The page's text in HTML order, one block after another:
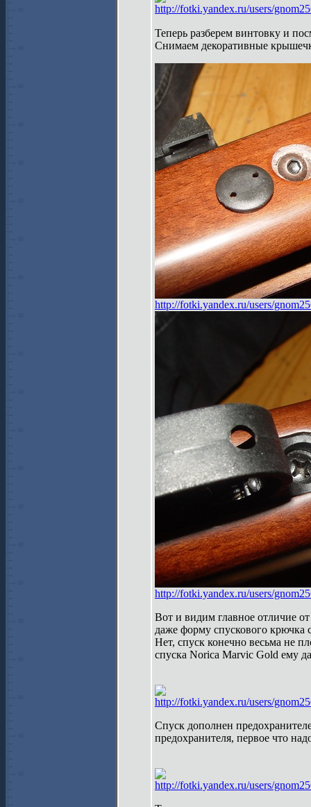
http://fotki.yandex.ru/users/
Теперь разберем винтовку и
Снимаем декоративные
http://fotki.yandex.ru/users/
http://fotki.yandex.ru/users/
Вот и видим главное отличие
даже форму спускового
Нет, спуск конечно весьма не
спуска Norica Marviс Gold ему
http://fotki.yandex.ru/users/
Спуск дополнен
предохранителя, первое что
http://fotki.yandex.ru/users/